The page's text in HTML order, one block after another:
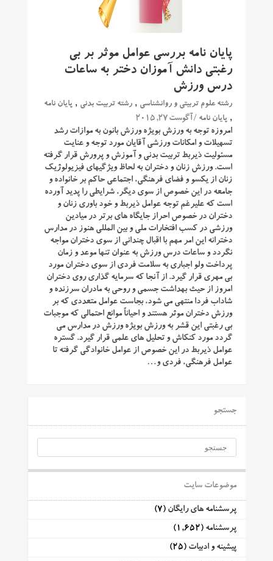
پایان نامه بررسی عوامل موثر بر بی
رغبتی دانش آموزان دختر به ساعات
درس ورزش
رشته علوم تربیتی و روانشناسی ,رشته تربیت بدنی , پایان نامه
, پایان نامه / آگوست 27, 2015
امروزه توجه به ورزش بویژه ورزش بانون به موازات رشد
تسهیلات و امکانات ورزشی آقایان مورد توجه و عنایت
مسئولیت ذیربط تربیت بدنی و آموزش و پرورش قرار گرفته
است. ورزش زنان و دختران به لحاظ ویژگیهای فیزیولوژیک
زنان از یکسو و فضای فرهنگی، اجتماعی حاکم بر خانواده و
جامعه در این خصوص از سوی دیگر، شرایطی را پدید آورده
است که علیرغم توجه عوامل ذیربط و خود باوری زنان و
دختران در خصوص احراز جایگاه های برتر در میادین
ورزشی در کسب افتخارات ملی و بین المللی هنوز در مدارس
دخترانه این امر مهم با اقبال چندانی از سوی دختران مواجه
نگردد و ساعات درس ورزش به عنوان تنها موعد و زمان
پرداخت ولو اجباری به سلامت فردی از سوی دختران مورد
بی مهری قرار گیرد. از آنجا که سرمایه گذاری روی دختران
امروز از حیث بهداشت جسمی و روحی به مادران سرزنده و
شاداب فردا منتهی می شود، بجاست عوامل متعددی که بر
ورزش دختران موثر هستند و احیاناً موانع احتمالی که موجبات
بی رغبتی این قشر به ورزش بویژه ورزش در مدارس می
گردد مورد کنکاش و تحلیل های علمی قرار گیرد. گستره
عوامل ذیربط در این خصوص از عوامل خانوادگی گرفته تا
عوامل فرهنگی، فردی و…
جستجو
موضوعات سایت
پرسشنامه های رایگان (7)
پرسشنامه (1,652)
پیشینه و ادبیات (25)